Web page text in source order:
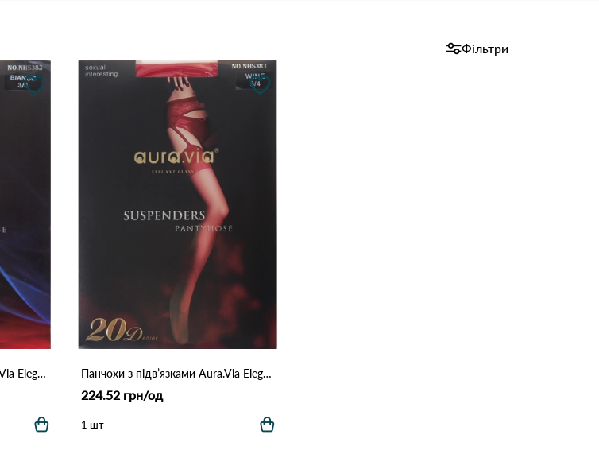
Фільтри
Панчохи з підв’язками Aura.Via Elegant Classic 20 DEN 382 Білий Панчохи з підв’язками Aura.Via Elegant Classic 20 DEN 383 Червоний
224.52 грн/од
1 шт